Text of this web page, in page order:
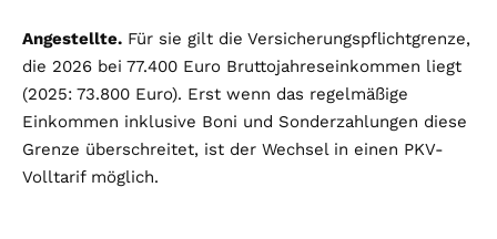
Angestellte. Für sie gilt die Versicherungspflichtgrenze,
die 2026 bei 77.400 Euro Bruttojahreseinkommen liegt
(2025: 73.800 Euro). Erst wenn das regelmäßige
Einkommen inklusive Boni und Sonderzahlungen diese
Grenze überschreitet, ist der Wechsel in einen PKV-
Volltarif möglich.